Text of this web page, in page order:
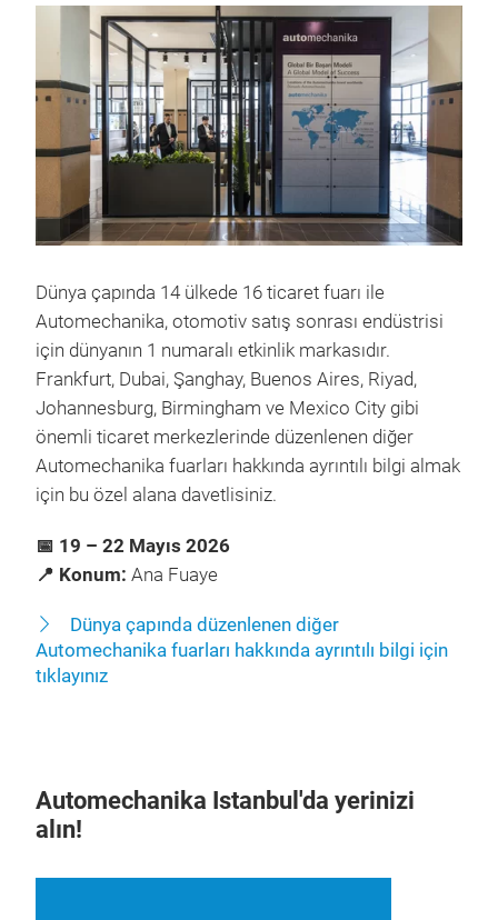
Dünya çapında 14 ülkede 16 ticaret fuarı ile
Automechanika, otomotiv satış sonrası endüstrisi
için dünyanın 1 numaralı etkinlik markasıdır.
Frankfurt, Dubai, Şanghay, Buenos Aires, Riyad,
Johannesburg, Birmingham ve Mexico City gibi
önemli ticaret merkezlerinde düzenlenen diğer
Automechanika fuarları hakkında ayrıntılı bilgi almak
için bu özel alana davetlisiniz.
📅 19 – 22 Mayıs 2026
📍 Konum: Ana Fuaye
Dünya çapında düzenlenen diğer
Automechanika fuarları hakkında ayrıntılı bilgi için
tıklayınız
Automechanika Istanbul'da yerinizi
alın!